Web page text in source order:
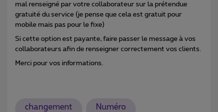
mal renseigné par votre collaborateur sur la prétendue
gratuité du service (je pense que cela est gratuit pour
mobile mais pas pour le fixe)
Si cette option est payante, faire passer le message à vos
collaborateurs afin de renseigner correctement vos clients.
Merci pour vos informations.
changement Numéro